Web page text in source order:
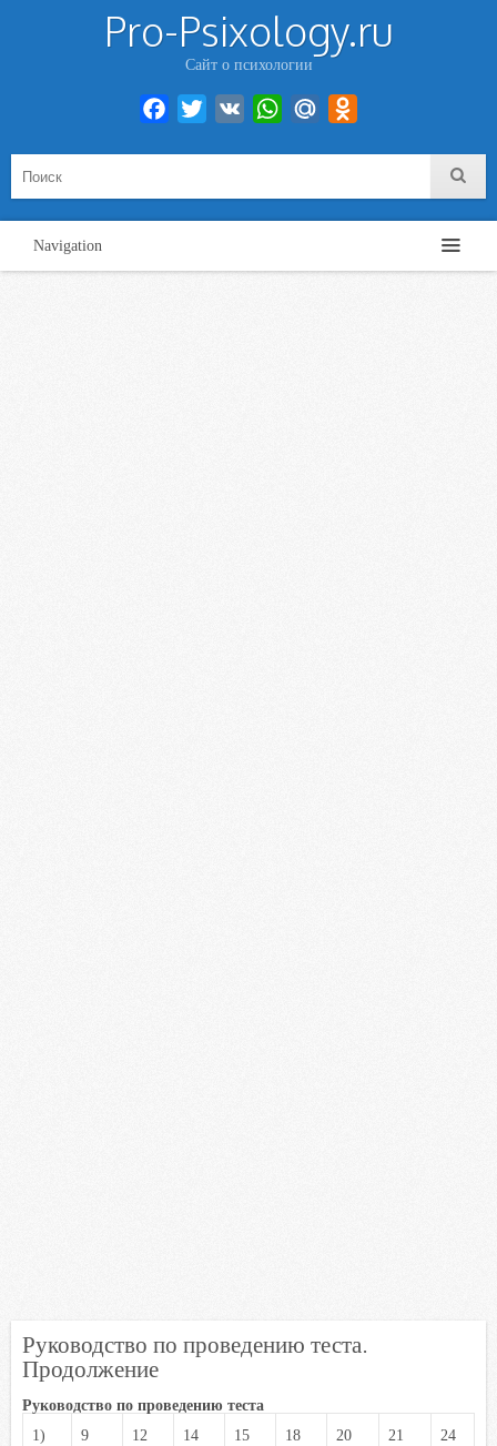
Pro-Psixology.ru
Сайт о психологии
Facebook
Twitter VK WhatsAppMail.Ru
Navigation
Руководство по проведению теста.
Продолжение
Руководство по проведению теста
1)
9 12 14 15 18 20 21 24